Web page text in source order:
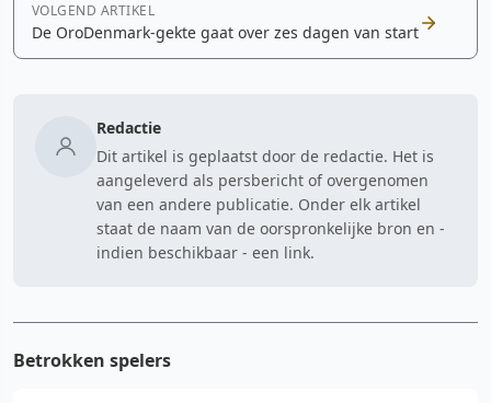
VOLGEND ARTIKEL
De OroDenmark-gekte gaat over zes dagen van start
Redactie
Dit artikel is geplaatst door de redactie. Het is
aangeleverd als persbericht of overgenomen
van een andere publicatie. Onder elk artikel
staat de naam van de oorspronkelijke bron en -
indien beschikbaar - een link.
Betrokken spelers